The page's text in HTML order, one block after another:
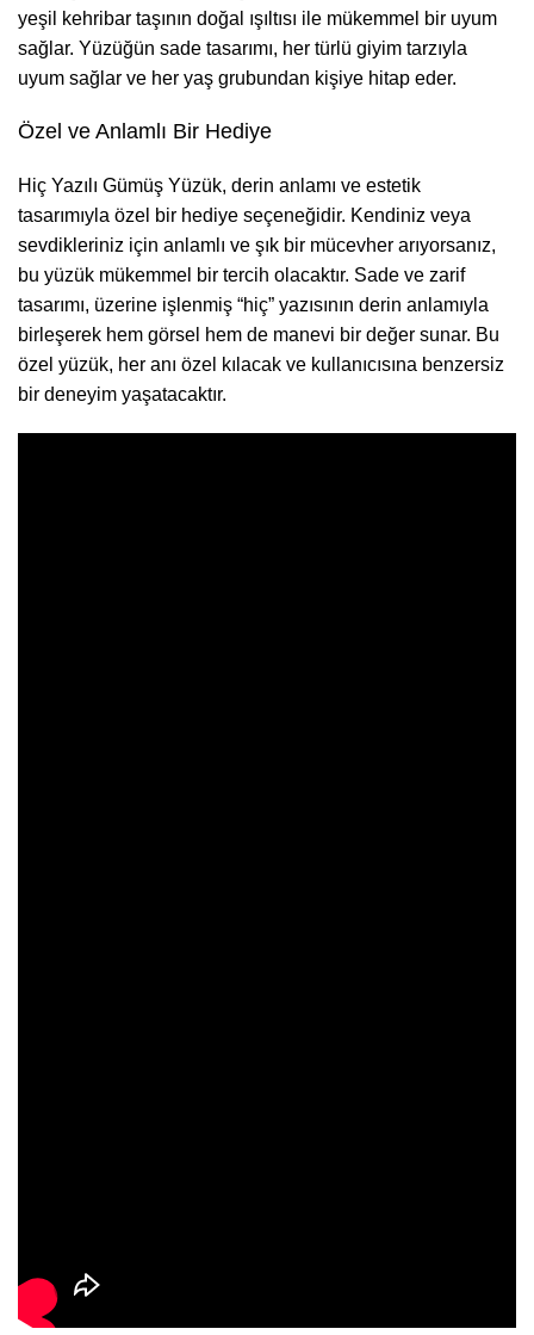
yeşil kehribar taşının doğal ışıltısı ile mükemmel bir uyum
sağlar. Yüzüğün sade tasarımı, her türlü giyim tarzıyla
uyum sağlar ve her yaş grubundan kişiye hitap eder.
Özel ve Anlamlı Bir Hediye
Hiç Yazılı Gümüş Yüzük, derin anlamı ve estetik
tasarımıyla özel bir hediye seçeneğidir. Kendiniz veya
sevdikleriniz için anlamlı ve şık bir mücevher arıyorsanız,
bu yüzük mükemmel bir tercih olacaktır. Sade ve zarif
tasarımı, üzerine işlenmiş “hiç” yazısının derin anlamıyla
birleşerek hem görsel hem de manevi bir değer sunar. Bu
özel yüzük, her anı özel kılacak ve kullanıcısına benzersiz
bir deneyim yaşatacaktır.